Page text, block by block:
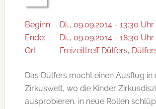
Beginn:
Di.., 09.09.2014 - 13:30 Uhr
Ende:
Di.., 09.09.2014 - 18:30 Uhr
Ort:
Freizeittreff Dülfers,
Das Dülfers macht einen Ausflug in
Zirkuswelt, wo die Kinder
ausprobieren, in neue Rollen